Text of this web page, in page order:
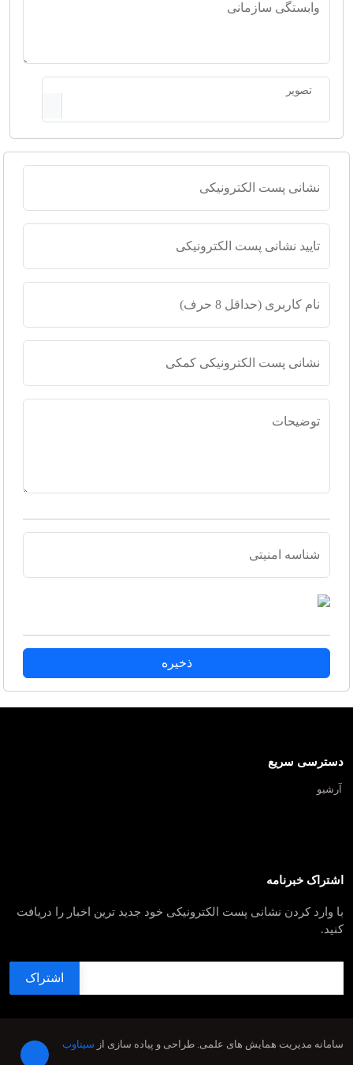
وابستگی سازمانی
تصویر
نشانی پست الکترونیکی
تایید نشانی پست الکترونیکی
نام کاربری (حداقل 8 حرف)
نشانی پست الکترونیکی کمکی
توضیحات
شناسه امنیتی
ذخیره
دسترسی سریع
آرشیو
اشتراک خبرنامه
با وارد کردن نشانی پست الکترونیکی خود جدید ترین اخبار را دریافت
کنید.
سامانه مدیریت همایش های علمی. طراحی و پیاده سازی از سیناوب